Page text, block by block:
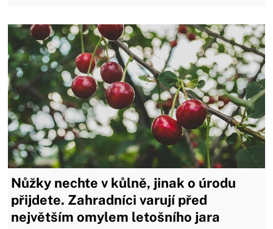
Nůžky nechte v kůlně, jinak o úrodu
přijdete. Zahradníci varují před
největším omylem letošního jara